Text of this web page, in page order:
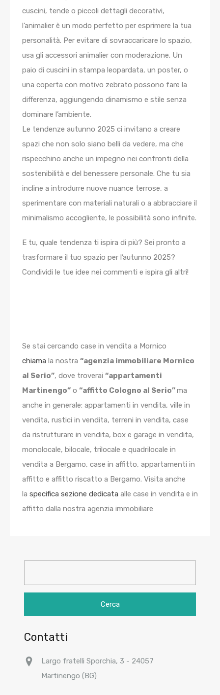
cuscini, tende o piccoli dettagli decorativi,
l’animalier è un modo perfetto per esprimere la tua
personalità. Per evitare di sovraccaricare lo spazio,
usa gli accessori animalier con moderazione. Un
paio di cuscini in stampa leopardata, un poster, o
una coperta con motivo zebrato possono fare la
differenza, aggiungendo dinamismo e stile senza
dominare l’ambiente.
Le tendenze autunno 2025 ci invitano a creare
spazi che non solo siano belli da vedere, ma che
rispecchino anche un impegno nei confronti della
sostenibilità e del benessere personale. Che tu sia
incline a introdurre nuove nuance terrose, a
sperimentare con materiali naturali o a abbracciare il
minimalismo accogliente, le possibilità sono infinite.
E tu, quale tendenza ti ispira di più? Sei pronto a
trasformare il tuo spazio per l’autunno 2025?
Condividi le tue idee nei commenti e ispira gli altri!
Se stai cercando case in vendita a Mornico
chiama la nostra “agenzia immobiliare Mornico
al Serio”, dove troverai “appartamenti
Martinengo” o “affitto Cologno al Serio”ma
anche in generale: appartamenti in vendita, ville in
vendita, rustici in vendita, terreni in vendita, case
da ristrutturare in vendita, box e garage in vendita,
monolocale, bilocale, trilocale e quadrilocale in
vendita a Bergamo, case in affitto, appartamenti in
affitto e affitto riscatto a Bergamo. Visita anche
la specifica sezione dedicata alle case in vendita e in
affitto dalla nostra agenzia immobiliare
Contatti
Largo fratelli Sporchia, 3 - 24057
Martinengo (BG)